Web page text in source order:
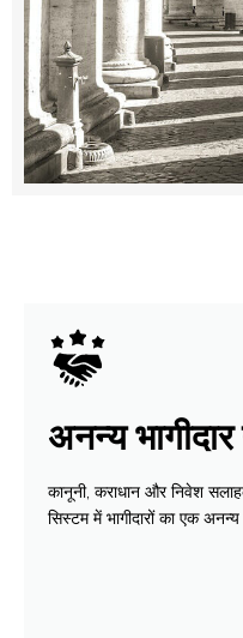
अनन्य
कानूनी, कराधान और निवेश
सिस्टम में भागीदारों का एक